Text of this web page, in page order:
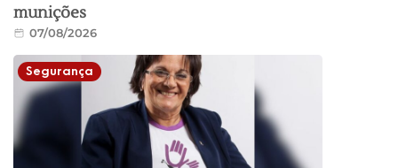
munições
07/08/2026
Segurança